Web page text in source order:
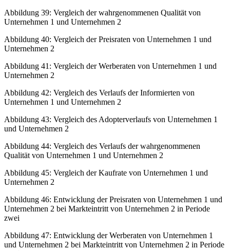
Abbildung 39: Vergleich der wahrgenommenen Qualität von
Unternehmen 1 und Unternehmen 2
Abbildung 40: Vergleich der Preisraten von Unternehmen 1 und
Unternehmen 2
Abbildung 41: Vergleich der Werberaten von Unternehmen 1 und
Unternehmen 2
Abbildung 42: Vergleich des Verlaufs der Informierten von
Unternehmen 1 und Unternehmen 2
Abbildung 43: Vergleich des Adopterverlaufs von Unternehmen 1
und Unternehmen 2
Abbildung 44: Vergleich des Verlaufs der wahrgenommenen
Qualität von Unternehmen 1 und Unternehmen 2
Abbildung 45: Vergleich der Kaufrate von Unternehmen 1 und
Unternehmen 2
Abbildung 46: Entwicklung der Preisraten von Unternehmen 1 und
Unternehmen 2 bei Markteintritt von Unternehmen 2 in Periode
zwei
Abbildung 47: Entwicklung der Werberaten von Unternehmen 1
und Unternehmen 2 bei Markteintritt von Unternehmen 2 in Periode